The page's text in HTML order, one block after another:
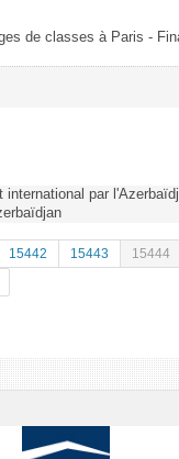
de classes à Paris -
par
15442 15443 15444